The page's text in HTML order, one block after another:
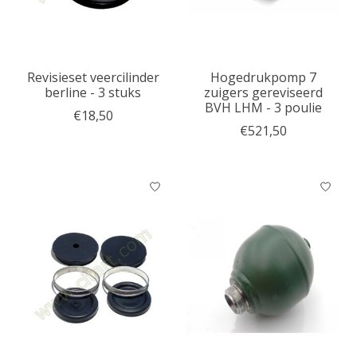
Revisieset veercilinder
berline - 3 stuks
€18,50
Hogedrukpomp 7
zuigers gereviseerd
BVH LHM - 3 poulie
€521,50